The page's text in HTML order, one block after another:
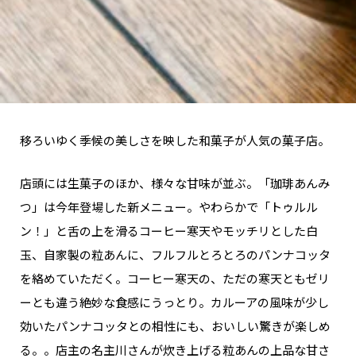
移ろいゆく季候の美しさを映した和菓子が人気の菓子店。
店頭には生菓子のほか、様々な甘味が並ぶ。「珈琲あんみ
つ」は今年登場した新メニュー。やわらかで「トゥルル
ン！」と舌の上を滑るコーヒー寒天やモッチリとした白
玉、自家製の粒あんに、フルフルとろとろのパンナコッタ
を絡めていただく。コーヒー寒天の、ただの寒天ともゼリ
ーとも違う絶妙な食感にうっとり。カルーアの風味が少し
効いたパンナコッタとの相性にも、おいしい驚きが楽しめ
る。。店主の名主川さんが炊き上げる粒あんの上品な甘さ